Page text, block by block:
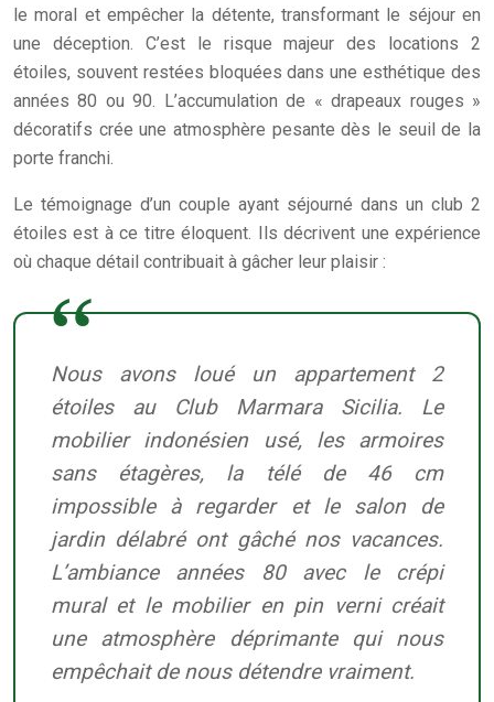
le moral et empêcher la détente, transformant le séjour en
une déception. C’est le risque majeur des locations 2
étoiles, souvent restées bloquées dans une esthétique des
années 80 ou 90. L’accumulation de « drapeaux rouges »
décoratifs crée une atmosphère pesante dès le seuil de la
porte franchi.
Le témoignage d’un couple ayant séjourné dans un club 2
étoiles est à ce titre éloquent. Ils décrivent une expérience
où chaque détail contribuait à gâcher leur plaisir :
Nous avons loué un appartement 2
étoiles au Club Marmara Sicilia. Le
mobilier indonésien usé, les armoires
sans étagères, la télé de 46 cm
impossible à regarder et le salon de
jardin délabré ont gâché nos vacances.
L’ambiance années 80 avec le crépi
mural et le mobilier en pin verni créait
une atmosphère déprimante qui nous
empêchait de nous détendre vraiment.